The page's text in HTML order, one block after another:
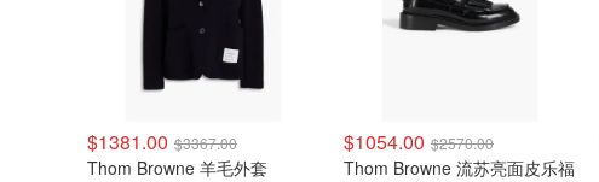
$1381.00 $3367.00
Thom Browne 羊毛外套
$1054.00 $2570.00
Thom Browne 流苏亮面皮乐福